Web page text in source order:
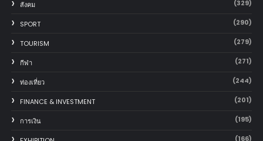
สังคม (329)
SPORT (290)
TOURISM (279)
กีฬา (271)
ท่องเที่ยว (244)
FINANCE & INVESTMENT (201)
การเงิน (195)
(166)